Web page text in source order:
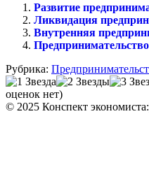
Развитие
Ликвидация
Внутренняя
Рубрика:
оценок нет)
© 2025 Конспект